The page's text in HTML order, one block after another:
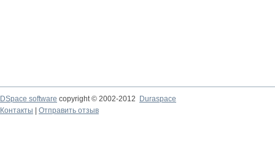
DSpace software copyright © 2002-2012
Duraspace
Контакты
Отправить отзыв